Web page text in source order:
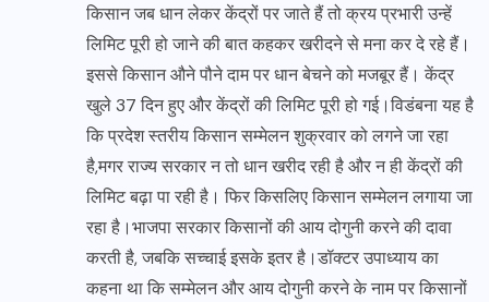
किसान जब धान लेकर केंद्रों पर जाते हैं तो क्रय प्रभारी उन्हें
लिमिट पूरी हो जाने की बात कहकर खरीदने से मना कर दे रहे हैं।
इससे किसान औने पौने दाम पर धान बेचने को मजबूर हैं। केंद्र
खुले 37 दिन हुए और केंद्रों की लिमिट पूरी हो गई।विडंबना यह है
कि प्रदेश स्तरीय किसान सम्मेलन शुक्रवार को लगने जा रहा
है,मगर राज्य सरकार न तो धान खरीद रही है और न ही केंद्रों की
लिमिट बढ़ा पा रही है। फिर किसलिए किसान सम्मेलन लगाया जा
रहा है।भाजपा सरकार किसानों की आय दोगुनी करने की दावा
करती है, जबकि सच्चाई इसके इतर है।डॉक्टर उपाध्याय का
कहना था कि सम्मेलन और आय दोगुनी करने के नाम पर किसानों